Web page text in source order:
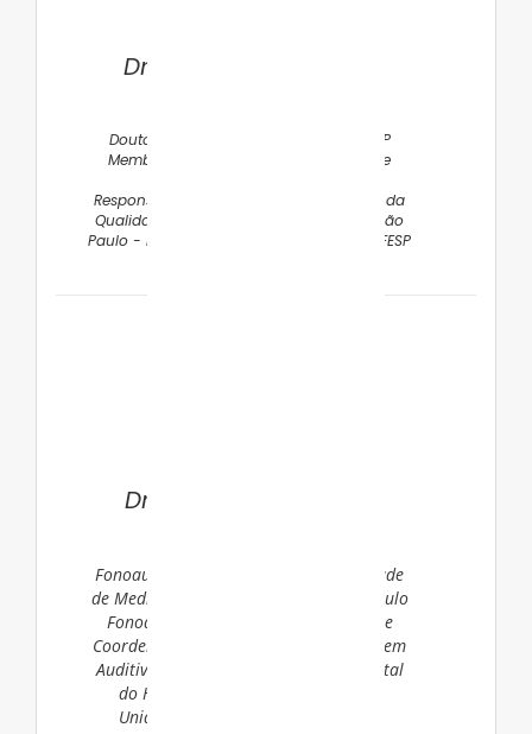
Dra. Marina Carvalho
Doutora em Medicina pela EPM/UNIFESP
Membro do Departamento Científico de
Responsável pelo Programa de Melhoria da
Qualidade da UTI Neonatal do Hospital São
Paulo - Hospital Universitário da EPM/UNIFESP
Dra. Flávia Giuli Santi
Fonoaudióloga – Doutora pela Faculdade
de Medicina da Universidade de São Paulo
Fonoaudióloga clínica, Pesquisadora e
Coordenadora dos Programas de Triagem
Auditiva Neonatal e de Disfagia Neonatal
do Hospital São Luiz-Rede D’Or nas
Unidades Star, Anália Franco e São